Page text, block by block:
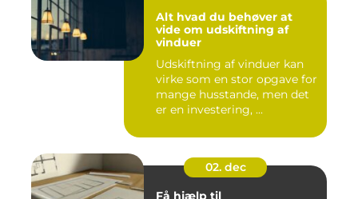
Alt hvad du behøver at
vide om udskiftning af
vinduer
Udskiftning af vinduer kan
virke som en stor opgave for
mange husstande, men det
er en investering, ...
02. dec
Få hjælp til